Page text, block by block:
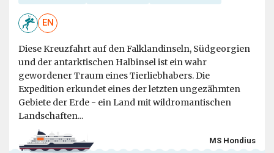
EN
Diese Kreuzfahrt auf den Falklandinseln, Südgeorgien
und der antarktischen Halbinsel ist ein wahr
gewordener Traum eines Tierliebhabers. Die
Expedition erkundet eines der letzten ungezähmten
Gebiete der Erde - ein Land mit wildromantischen
Landschaften...
MS Hondius